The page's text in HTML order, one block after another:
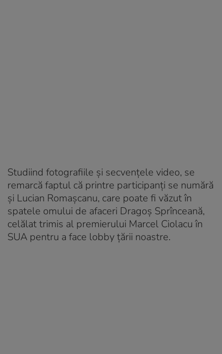
Studiind fotografiile și secvențele video, se
remarcă faptul că printre participanți se numără
și Lucian Romașcanu, care poate fi văzut în
spatele omului de afaceri Dragoș Sprînceană,
celălat trimis al premierului Marcel Ciolacu în
SUA pentru a face lobby țării noastre.